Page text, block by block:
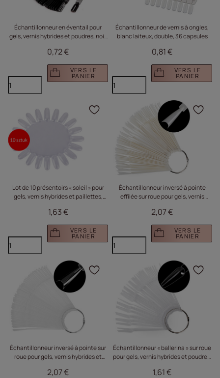
Échantillonneur en éventail pour
gels, vernis hybrides et poudres, noir,
0,72 €
VERS LE
PANIER
Échantillonneur de vernis à ongles,
blanc laiteux, double, 36 capsules
0,81 €
VERS LE
PANIER
Lot de 10 présentoirs « soleil » pour
gels, vernis hybrides et paillettes,
1,63 €
VERS LE
PANIER
Cliquez pour ajouter
Échantillonneur inversé à pointe
effilée sur roue pour gels, vernis
pièces
2,07 €
VERS LE
PANIER
Échantillonneur inversé à pointe sur
roue pour gels, vernis hybrides et
2,07 €
Cliquez pour ajouter
Échantillonneur « ballerina » sur roue
pour gels, vernis hybrides et poudres,
1,61 €